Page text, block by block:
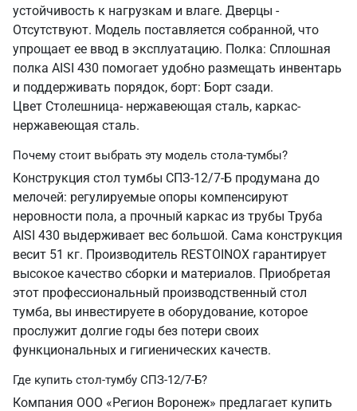
устойчивость к нагрузкам и влаге. Дверцы -
Отсутствуют. Модель поставляется собранной, что
упрощает ее ввод в эксплуатацию. Полка: Сплошная
полка AISI 430 помогает удобно размещать инвентарь
и поддерживать порядок, борт: Борт сзади.
Цвет Столешница- нержавеющая сталь, каркас-
нержавеющая сталь.
Почему стоит выбрать эту модель стола-тумбы?
Конструкция стол тумбы СПЗ-12/7-Б продумана до
мелочей: регулируемые опоры компенсируют
неровности пола, а прочный каркас из трубы Труба
AISI 430 выдерживает вес большой. Сама конструкция
весит 51 кг. Производитель RESTOINOX гарантирует
высокое качество сборки и материалов. Приобретая
этот профессиональный производственный стол
тумба, вы инвестируете в оборудование, которое
прослужит долгие годы без потери своих
функциональных и гигиенических качеств.
Где купить стол-тумбу СПЗ-12/7-Б?
Компания ООО «Регион Воронеж» предлагает купить